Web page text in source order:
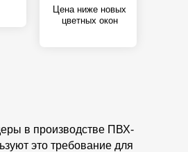
Цена ниже новых
цветных окон
в производстве ПВХ-
это требование для